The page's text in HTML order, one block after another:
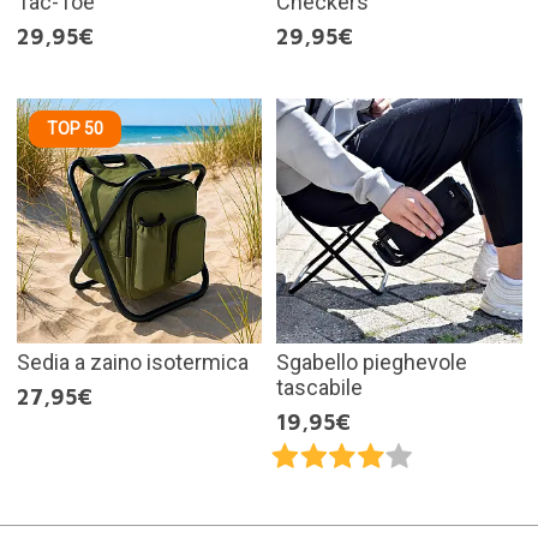
29,95€
29,95€
TOP 50
Sedia a zaino isotermica
27,95€
Sgabello pieghevole
tascabile
19,95€